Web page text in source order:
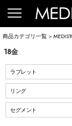
商品カテゴリ一覧 >
18金
ラブレット
リング
セグメント